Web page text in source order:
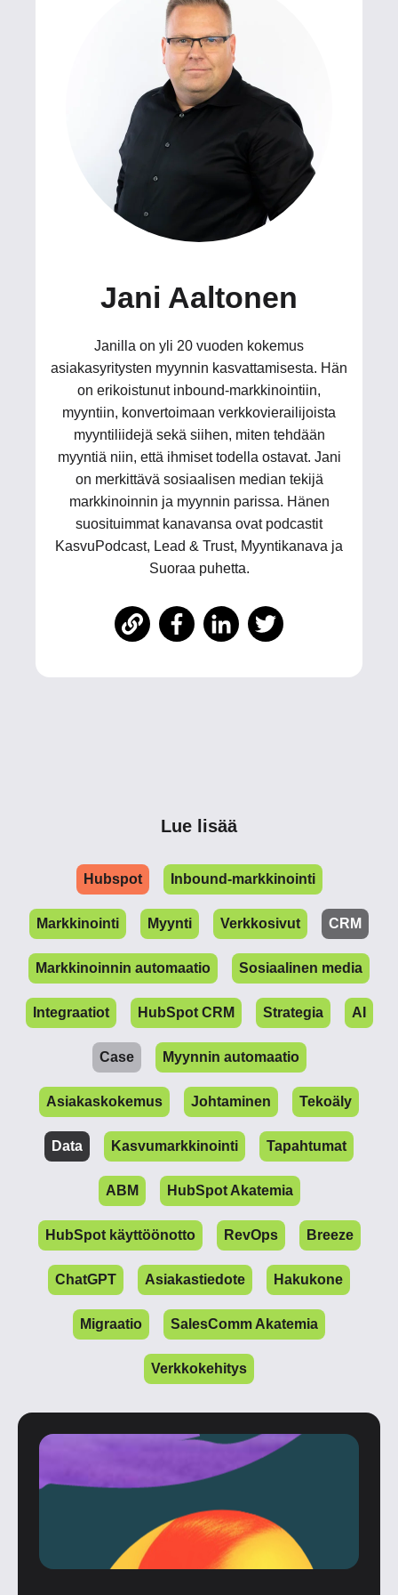
Jani Aaltonen
Janilla on yli 20 vuoden kokemus
asiakasyritysten myynnin kasvattamisesta. Hän
on erikoistunut inbound-markkinointiin,
myyntiin, konvertoimaan verkkovierailijoista
myyntiliidejä sekä siihen, miten tehdään
myyntiä niin, että ihmiset todella ostavat. Jani
on merkittävä sosiaalisen median tekijä
markkinoinnin ja myynnin parissa. Hänen
suosituimmat kanavansa ovat podcastit
KasvuPodcast, Lead & Trust, Myyntikanava ja
Suoraa puhetta.
Lue lisää
Hubspot Inbound-markkinointi
Markkinointi Myynti Verkkosivut CRM
Markkinoinnin automaatio Sosiaalinen media
Integraatiot HubSpot CRM Strategia AI
Case Myynnin automaatio
Asiakaskokemus Johtaminen Tekoäly
Data Kasvumarkkinointi Tapahtumat
ABM HubSpot Akatemia
HubSpot käyttöönotto RevOps Breeze
ChatGPT Asiakastiedote Hakukone
Migraatio SalesComm Akatemia
Verkkokehitys